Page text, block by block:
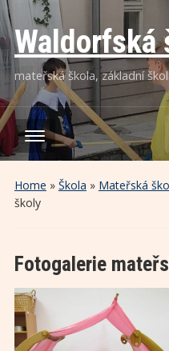
Waldorfská
mateřská škola, základní
Home » Škola » Mateřská
školy
Fotogalerie